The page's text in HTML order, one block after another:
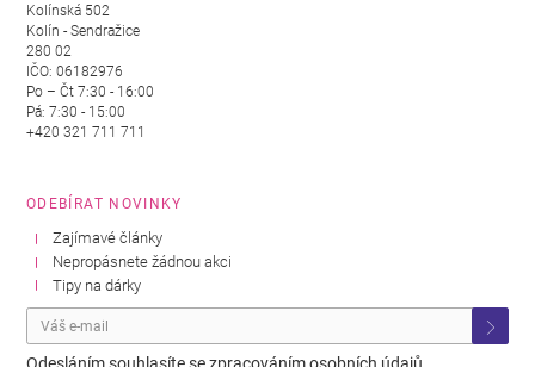
Kolínská 502
Kolín - Sendražice
280 02
IČO: 06182976
Po – Čt 7:30 - 16:00
Pá: 7:30 - 15:00
+420 321 711 711
ODEBÍRAT NOVINKY
Zajímavé články
Nepropásnete žádnou akci
Tipy na dárky